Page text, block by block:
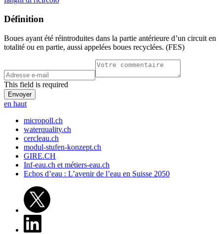
Définition
Boues ayant été réintroduites dans la partie antérieure d’un circuit en
totalité ou en partie, aussi appelées boues recyclées. (FES)
This field is required
en haut
micropoll.ch
waterquality.ch
cercleau.ch
modul-stufen-konzept.ch
GIRE.CH
Inf-eau.ch et métiers-eau.ch
Echos d’eau : L’avenir de l’eau en Suisse 2050